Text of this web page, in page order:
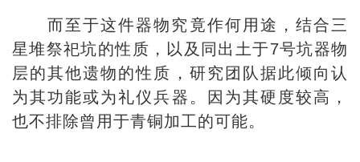
而至于这件器物究竟作何用途，结合三
星堆祭祀坑的性质，以及同出土于7号坑器物
层的其他遗物的性质，研究团队据此倾向认
为其功能或为礼仪兵器。因为其硬度较高，
也不排除曾用于青铜加工的可能。